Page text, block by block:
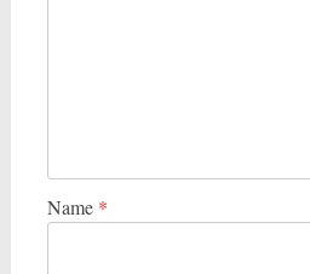
Name *